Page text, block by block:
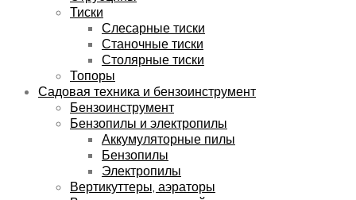
Тиски
Слесарные тиски
Станочные тиски
Столярные тиски
Топоры
Садовая техника и бензоинструмент
Бензоинструмент
Бензопилы и электропилы
Аккумуляторные пилы
Бензопилы
Электропилы
Вертикуттеры, аэраторы